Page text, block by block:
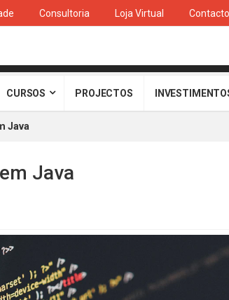
Consultoria Loja Virtual
CURSOS PROJECTOS
Java
Java